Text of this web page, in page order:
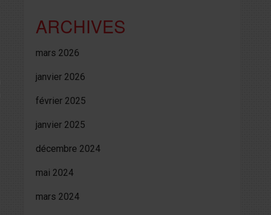
ARCHIVES
mars 2026
janvier 2026
février 2025
janvier 2025
décembre 2024
mai 2024
mars 2024